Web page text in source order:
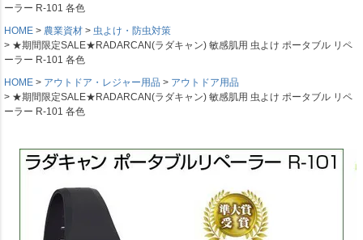
ーラー R-101 各色
HOME
農業資材
虫よけ・防虫対策
★期間限定SALE★RADARCAN(ラダキャン) 敏感肌用 虫よけ ポータブル リペ
ーラー R-101 各色
HOME
アウトドア・レジャー用品
アウトドア用品
★期間限定SALE★RADARCAN(ラダキャン) 敏感肌用 虫よけ ポータブル リペ
ーラー R-101 各色